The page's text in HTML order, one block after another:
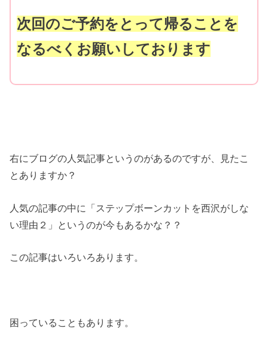
次回のご予約をとって帰ることを
なるべくお願いしております
右にブログの人気記事というのがあるのですが、見たこ
とありますか？
人気の記事の中に「ステップボーンカットを西沢がしな
い理由２」というのが今もあるかな？？
この記事はいろいろあります。
困っていることもあります。